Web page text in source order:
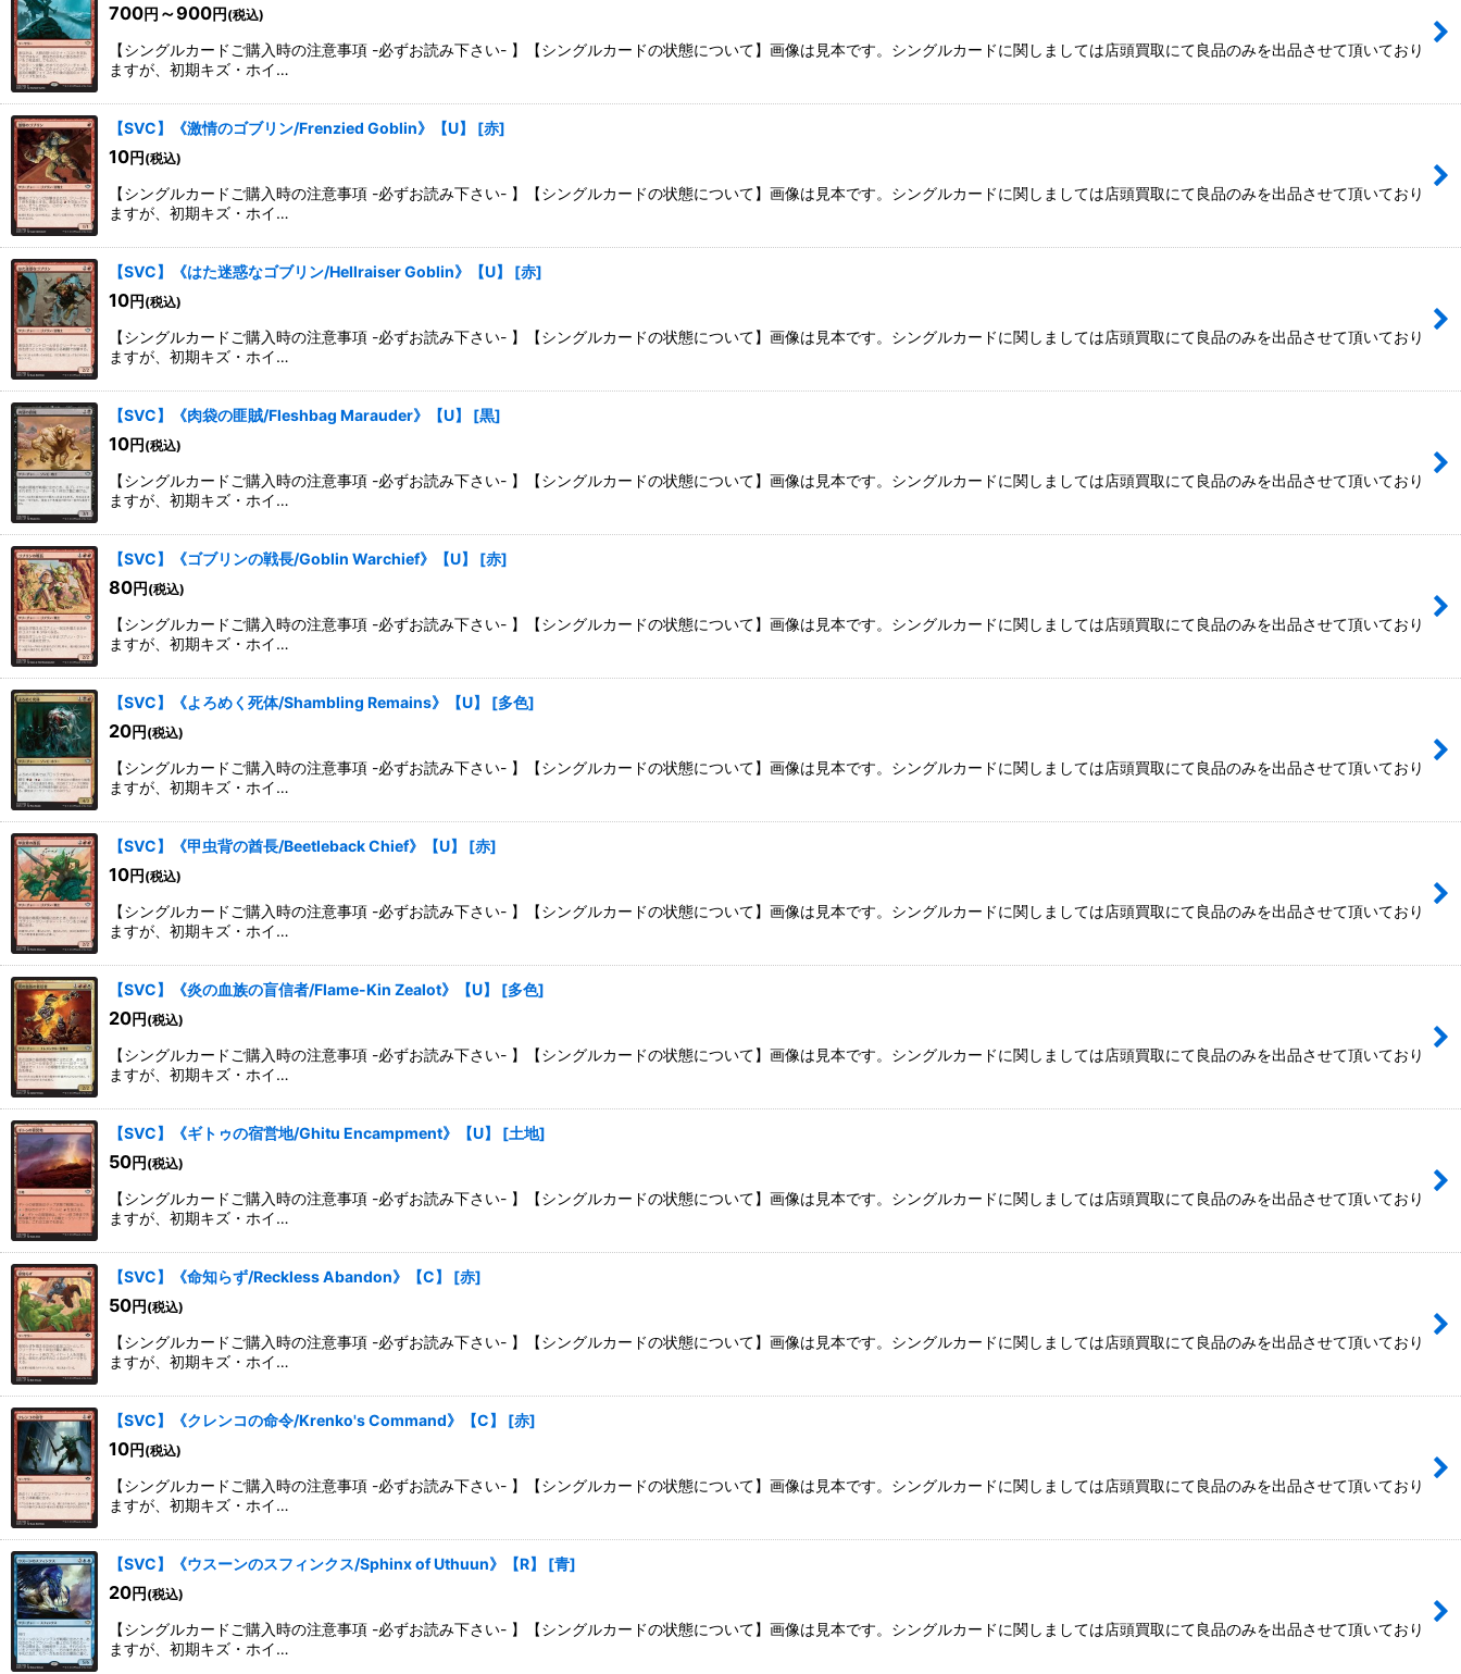
700円 ～900円(税込)
【シングルカードご購入時の注意事項 -必ずお読み下さい- 】【シングルカードの状態について】画像は見本です。シングルカードに関しましては店頭買取にて良品のみを出品させて頂いており
ますが、初期キズ・ホイ…
【SVC】《激情のゴブリン/Frenzied Goblin》【U】 [赤]
10円(税込)
【シングルカードご購入時の注意事項 -必ずお読み下さい- 】【シングルカードの状態について】画像は見本です。シングルカードに関しましては店頭買取にて良品のみを出品させて頂いており
ますが、初期キズ・ホイ…
【SVC】《はた迷惑なゴブリン/Hellraiser Goblin》【U】 [赤]
10円(税込)
【シングルカードご購入時の注意事項 -必ずお読み下さい- 】【シングルカードの状態について】画像は見本です。シングルカードに関しましては店頭買取にて良品のみを出品させて頂いており
ますが、初期キズ・ホイ…
【SVC】《肉袋の匪賊/Fleshbag Marauder》【U】 [黒]
10円(税込)
【シングルカードご購入時の注意事項 -必ずお読み下さい- 】【シングルカードの状態について】画像は見本です。シングルカードに関しましては店頭買取にて良品のみを出品させて頂いており
ますが、初期キズ・ホイ…
【SVC】《ゴブリンの戦長/Goblin Warchief》【U】 [赤]
80円(税込)
【シングルカードご購入時の注意事項 -必ずお読み下さい- 】【シングルカードの状態について】画像は見本です。シングルカードに関しましては店頭買取にて良品のみを出品させて頂いており
ますが、初期キズ・ホイ…
【SVC】《よろめく死体/Shambling Remains》【U】 [多色]
20円(税込)
【シングルカードご購入時の注意事項 -必ずお読み下さい- 】【シングルカードの状態について】画像は見本です。シングルカードに関しましては店頭買取にて良品のみを出品させて頂いており
ますが、初期キズ・ホイ…
【SVC】《甲虫背の酋長/Beetleback Chief》【U】 [赤]
10円(税込)
【シングルカードご購入時の注意事項 -必ずお読み下さい- 】【シングルカードの状態について】画像は見本です。シングルカードに関しましては店頭買取にて良品のみを出品させて頂いており
ますが、初期キズ・ホイ…
【SVC】《炎の血族の盲信者/Flame-Kin Zealot》【U】 [多色]
20円(税込)
【シングルカードご購入時の注意事項 -必ずお読み下さい- 】【シングルカードの状態について】画像は見本です。シングルカードに関しましては店頭買取にて良品のみを出品させて頂いており
ますが、初期キズ・ホイ…
【SVC】《ギトゥの宿営地/Ghitu Encampment》【U】 [土地]
50円(税込)
【シングルカードご購入時の注意事項 -必ずお読み下さい- 】【シングルカードの状態について】画像は見本です。シングルカードに関しましては店頭買取にて良品のみを出品させて頂いており
ますが、初期キズ・ホイ…
【SVC】《命知らず/Reckless Abandon》【C】 [赤]
50円(税込)
【シングルカードご購入時の注意事項 -必ずお読み下さい- 】【シングルカードの状態について】画像は見本です。シングルカードに関しましては店頭買取にて良品のみを出品させて頂いており
ますが、初期キズ・ホイ…
【SVC】《クレンコの命令/Krenko's Command》【C】 [赤]
10円(税込)
【シングルカードご購入時の注意事項 -必ずお読み下さい- 】【シングルカードの状態について】画像は見本です。シングルカードに関しましては店頭買取にて良品のみを出品させて頂いており
ますが、初期キズ・ホイ…
【SVC】《ウスーンのスフィンクス/Sphinx of Uthuun》【R】 [青]
20円(税込)
【シングルカードご購入時の注意事項 -必ずお読み下さい- 】【シングルカードの状態について】画像は見本です。シングルカードに関しましては店頭買取にて良品のみを出品させて頂いており
ますが、初期キズ・ホイ…